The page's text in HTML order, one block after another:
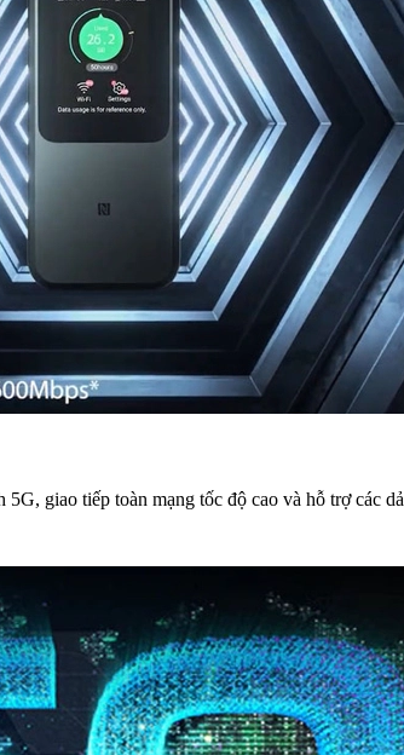
giao tiếp toàn mạng tốc độ cao và hỗ trợ các